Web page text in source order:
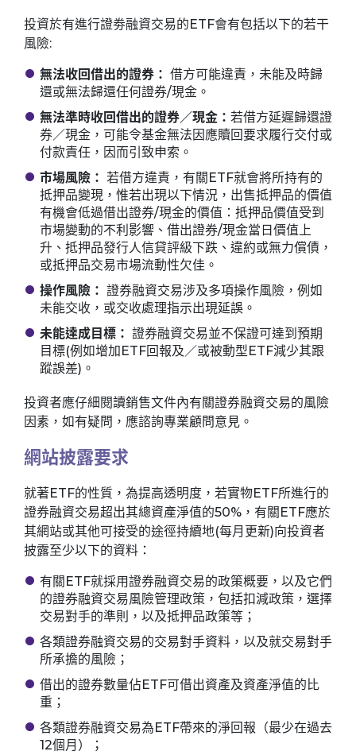
投資於有進行證劵融資交易的ETF會有包括以下的若干
風險:
無法收回借出的證券： 借方可能違責，未能及時歸
還或無法歸還任何證券/現金。
無法準時收回借出的證券／現金： 若借方延遲歸還證
券／現金，可能令基金無法因應贖回要求履行交付或
付款責任，因而引致申索。
市場風險： 若借方違責，有關ETF就會將所持有的
抵押品變現，惟若出現以下情況，出售抵押品的價值
有機會低過借出證券/現金的價值：抵押品價值受到
市場變動的不利影響、借出證券/現金當日價值上
升、抵押品發行人信貸評級下跌、違約或無力償債，
或抵押品交易市場流動性欠佳。
操作風險： 證券融資交易涉及多項操作風險，例如
未能交收，或交收處理指示出現延誤。
未能達成目標： 證券融資交易並不保證可達到預期
目標(例如增加ETF回報及／或被動型ETF減少其跟
蹤誤差)。
投資者應仔細閱讀銷售文件內有關證券融資交易的風險
因素，如有疑問，應諮詢專業顧問意見。
網站披露要求
就著ETF的性質，為提高透明度，若實物ETF所進行的
證券融資交易超出其總資產淨值的50%，有關ETF應於
其網站或其他可接受的途徑持續地(每月更新)向投資者
披露至少以下的資料：
有關ETF就採用證券融資交易的政策概要，以及它們
的證券融資交易風險管理政策，包括扣減政策，選擇
交易對手的準則，以及抵押品政策等；
各類證券融資交易的交易對手資料，以及就交易對手
所承擔的風險；
借出的證券數量佔ETF可借出資產及資產淨值的比
重；
各類證券融資交易為ETF帶來的淨回報（最少在過去
12個月）；